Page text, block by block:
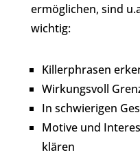
ermöglichen, sind
wichtig:
Killerphrasen
Wirkungsvoll
In schwierigen
Motive und
klären